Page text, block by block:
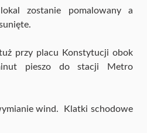
zostanie pomalowany a
przy placu Konstytucji obok
pieszo do stacji Metro
wind. Klatki schodowe